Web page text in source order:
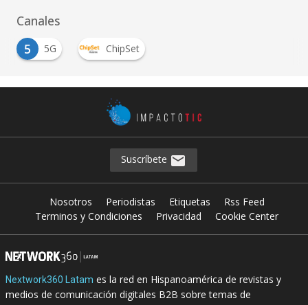
Canales
5
5G ChipSet
Suscríbete
Nosotros Periodistas Etiquetas
Rss Feed
Terminos y Condiciones
Privacidad Cookie Center
Nextwork360 Latam es la red en Hispanoamérica de revistas y
medios de comunicación digitales B2B sobre temas de